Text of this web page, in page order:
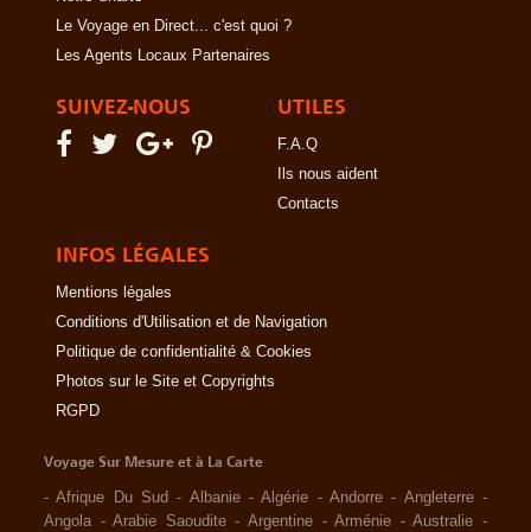
Le Voyage en Direct... c'est quoi ?
Les Agents Locaux Partenaires
SUIVEZ-NOUS UTILES
F.A.Q
Ils nous aident
Contacts
INFOS LÉGALES
Mentions légales
Conditions d'Utilisation et de Navigation
Politique de confidentialité & Cookies
Photos sur le Site et Copyrights
RGPD
Voyage Sur Mesure et à La Carte
-Afrique Du Sud - Albanie -Algérie -Andorre - Angleterre -
Angola -Arabie Saoudite -Argentine -Arménie -Australie -